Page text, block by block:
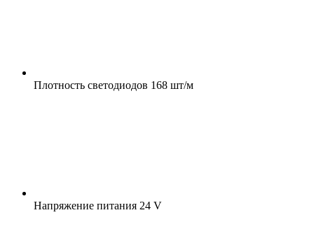
Плотность светодиодов 168 шт/м
Напряжение питания 24 V